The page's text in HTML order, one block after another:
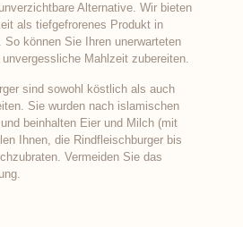
Alternative. Wir bieten
als tiefgefrorenes Produkt in
So können Sie Ihren unerwarteten
Mahlzeit zubereiten.
sind sowohl köstlich als auch
Sie wurden nach islamischen
beinhalten Eier und Milch (mit
Ihnen, die Rindfleischburger bis
Vermeiden Sie das